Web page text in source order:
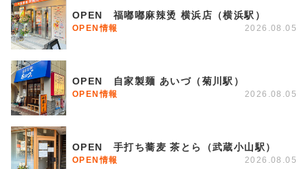
OPEN 福嘟嘟麻辣烫 横浜店（横浜駅）
OPEN情報 2026.08.05
OPEN 自家製麺 あいづ（菊川駅）
OPEN情報 2026.08.05
OPEN 手打ち蕎麦 茶とら（武蔵小山駅）
OPEN情報 2026.08.05